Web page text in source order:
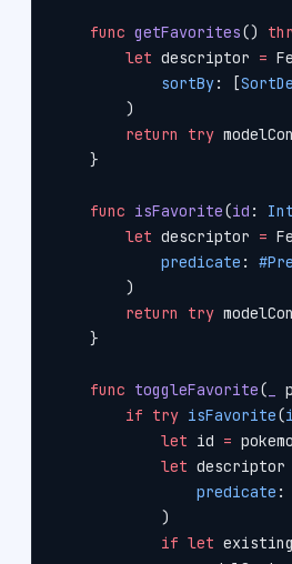
    func
getFavorites()
        let
descriptor =
            sortBy
: [
        )
        return
try
    }
    func
isFavorite(id : Int
        let
descriptor =
            predicate
:
        )
        return
try
    }
    func
toggleFavorite(
        if
try isFavorite(
            let
id =
            let
descriptor
                predicate
:
            )
            if
let existing